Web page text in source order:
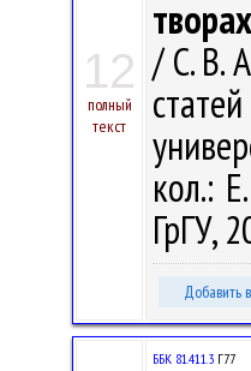
12
полный
текст
/ С. В.
кол.:
ГрГУ,
Добавить
ББК 81.411.3 Г77